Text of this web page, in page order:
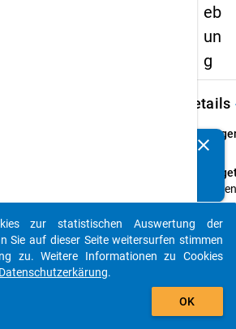
eb
un
g
Details
19
im
mit
im
clear
auto_stories
add_shopping_cart
zur statistischen Auswertung der
Sie auf dieser Seite weitersurfen stimmen
zu. Weitere Informationen zu Cookies
Datenschutzerkärung.
OK